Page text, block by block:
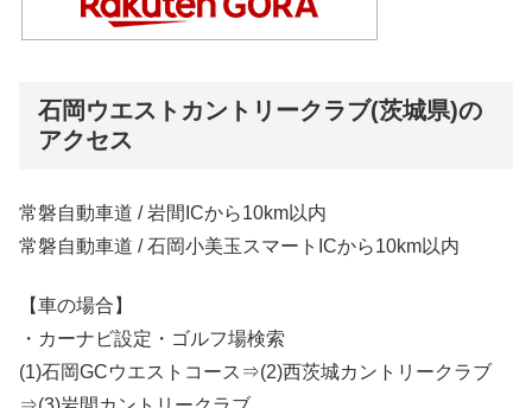
石岡ウエストカントリークラブ(茨城県)の
アクセス
常磐自動車道 / 岩間ICから10km以内
常磐自動車道 / 石岡小美玉スマートICから10km以内
【車の場合】
・カーナビ設定・ゴルフ場検索
(1)石岡GCウエストコース⇒(2)西茨城カントリークラブ